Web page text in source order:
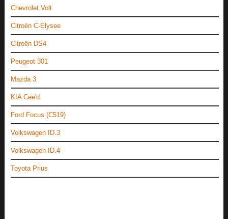
Chevrolet Volt
Citroën C-Elysee
Citroën DS4
Peugeot 301
Mazda 3
KIA Cee'd
Ford Focus (C519)
Volkswagen ID.3
Volkswagen ID.4
Toyota Prius